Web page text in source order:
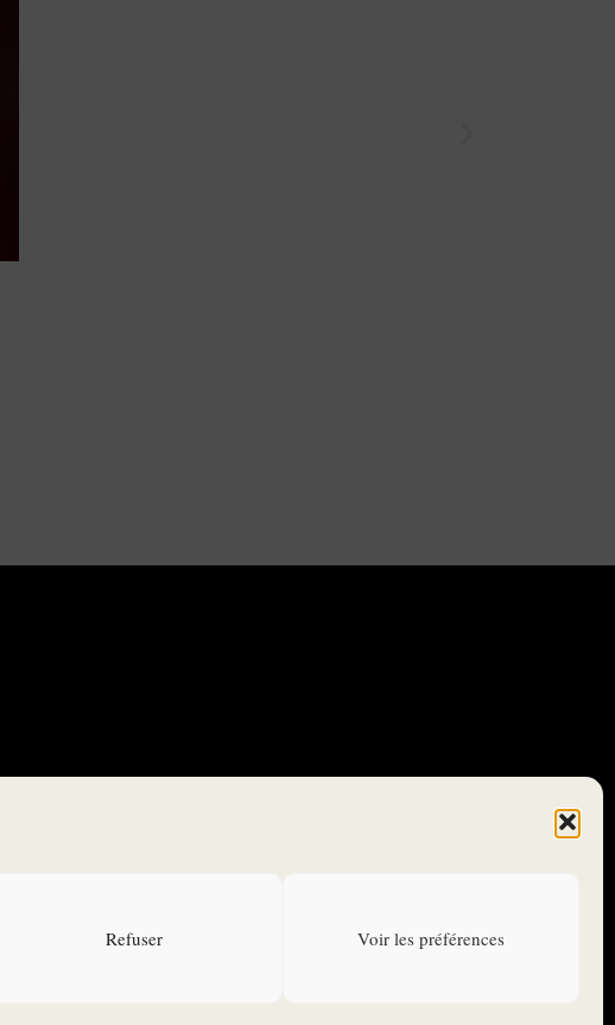
Refuser Voir les préférences